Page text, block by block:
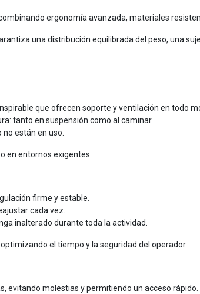
ergonomía avanzada, materiales
una distribución equilibrada del peso, una
que ofrecen soporte y ventilación en todo
tanto en suspensión como al caminar.
están en uso.
en entornos exigentes.
firme y estable.
cada vez.
inalterado durante toda la actividad.
el tiempo y la seguridad del operador.
evitando molestias y permitiendo un acceso rápido.